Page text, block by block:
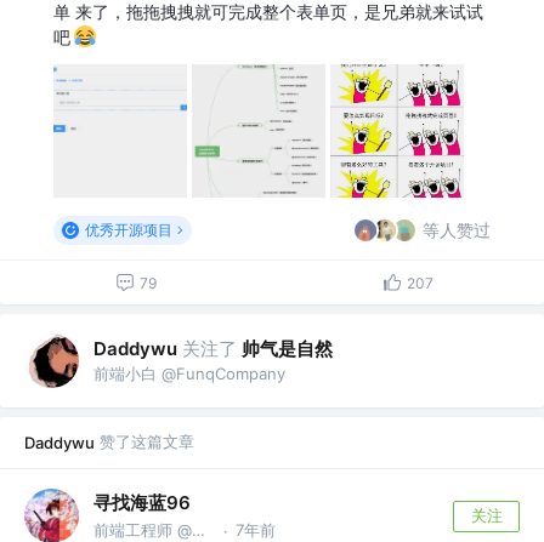
单 来了，拖拖拽拽就可完成整个表单页，是兄弟就来试试
吧
优秀开源项目 等人赞过
79 207
Daddywu 关注了 帅气是自然
前端小白 @FunqCompany
Daddywu 赞了这篇文章
寻找海蓝96
前端工程师 @寻找海蓝 · 7年前
关注